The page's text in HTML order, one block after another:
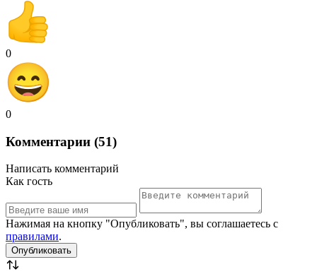
0
0
Комментарии (51)
Написать комментарий
Как гость
Нажимая на кнопку "Опубликовать", вы соглашаетесь с
правилами.